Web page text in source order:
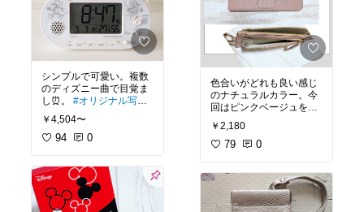
シンプルで可愛い。複数
のディズニー曲で目覚ま
し⏰️。 #オリジナル写真
#目覚まし時計
ー
#時計
た2025
￥4,504〜
94 0
色合いがどれも良い感じ
のナチュラルカラー。今
回はピンクベージュを購
入。ポイントカードや、
お札は折りたためば入る
し、裏側には小銭が入る
布
#カードケース #くす
みカラー #ミッキーマウ
ス #自分へのご褒美
￥2,180
79 0